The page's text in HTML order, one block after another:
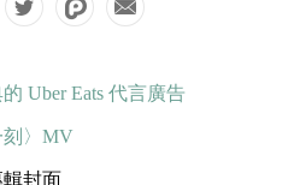
Uber Eats 代言廣告
刻〉MV
輯封面